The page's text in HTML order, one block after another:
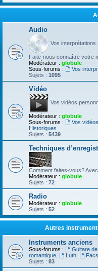
Audio
Vos interprétations
Faite-nous connaître votre
Modérateur : globule
Sous-forums :
Vos
Sujets : 1095
Vidéo
Vos vidéos
Modérateur : globule
Sous-forums :
Vos
Historiques
Sujets : 5439
Techniques
Comment faites-vous?
Modérateur : globule
Sujets : 72
Radio
Modérateur : globule
Sujets : 52
Autres
Instruments anciens
Sous-forums : Guitare
romantique
Luth,
Sujets : 83